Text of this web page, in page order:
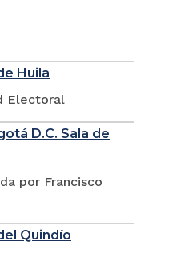
Huila
Electoral
D.C. Sala de
por Francisco
Quindío